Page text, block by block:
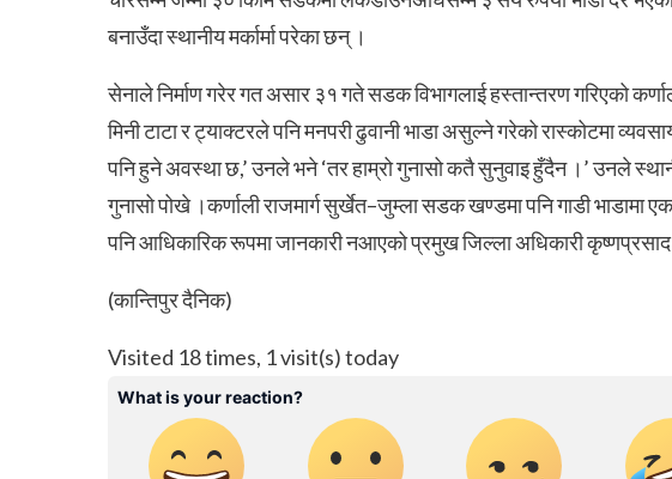
बनाउँदा स्थानीय मर्कार्मा परेका छन् ।
सेनाले निर्माण गरेर गत असार ३१ गते सडक विभागलाई हस्तान्तरण गरिएको
मिनी टाटा र ट्याक्टरले पनि मनपरी ढुवानी भाडा असुल्ने गरेको रास्कोटमा
पनि हुने अवस्था छ,’ उनले भने ‘तर हाम्रो गुनासो कतै सुनुवाइ हुँदैन ।’ उनले
गुनासो पोखे ।कर्णाली राजमार्ग सुर्खेत–जुम्ला सडक खण्डमा पनि गाडी भाडामा
पनि आधिकारिक रूपमा जानकारी नआएको प्रमुख जिल्ला अधिकारी कृष्णप्रसाद
(कान्तिपुर दैनिक)
Visited 18 times, 1 visit(s) today